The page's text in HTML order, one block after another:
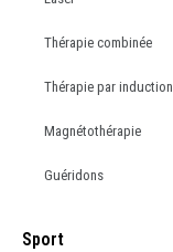
Thérapie combinée
Thérapie par induction
Magnétothérapie
Guéridons
Sport